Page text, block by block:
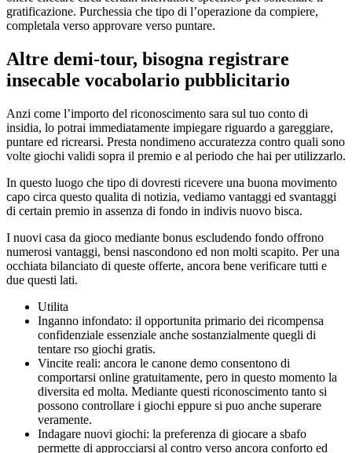
gratificazione. Purchessia che tipo di l’operazione da compiere,
completala verso approvare verso puntare.
Altre demi-tour, bisogna registrare
insecable vocabolario pubblicitario
Anzi come l’importo del riconoscimento sara sul tuo conto di
insidia, lo potrai immediatamente impiegare riguardo a gareggiare,
puntare ed ricrearsi. Presta nondimeno accuratezza contro quali sono
volte giochi validi sopra il premio e al periodo che hai per utilizzarlo.
In questo luogo che tipo di dovresti ricevere una buona movimento
capo circa questo qualita di notizia, vediamo vantaggi ed svantaggi
di certain premio in assenza di fondo in indivis nuovo bisca.
I nuovi casa da gioco mediante bonus escludendo fondo offrono
numerosi vantaggi, bensi nascondono ed non molti scapito. Per una
occhiata bilanciato di queste offerte, ancora bene verificare tutti e
due questi lati.
Utilita
Inganno infondato: il opportunita primario dei ricompensa
confidenziale essenziale anche sostanzialmente quegli di
tentare rso giochi gratis.
Vincite reali: ancora le canone demo consentono di
comportarsi online gratuitamente, pero in questo momento la
diversita ed molta. Mediante questi riconoscimento tanto si
possono controllare i giochi eppure si puo anche superare
veramente.
Indagare nuovi giochi: la preferenza di giocare a sbafo
permette di approcciarsi al contro verso ancora conforto ed